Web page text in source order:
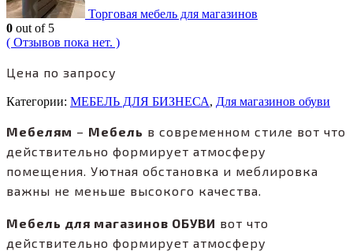
Торговая мебель для магазинов
0 out of 5
( Отзывов пока нет. )
Цена по запросу
Категории: МЕБЕЛЬ ДЛЯ БИЗНЕСА, Для магазинов обуви
Мебелям – Мебель в современном стиле вот что
действительно формирует атмосферу
помещения. Уютная обстановка и меблировка
важны не меньше высокого качества.
Мебель для магазинов ОБУВИ вот что
действительно формирует атмосферу